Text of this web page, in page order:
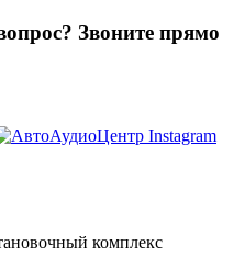
Звоните прямо
комплекс